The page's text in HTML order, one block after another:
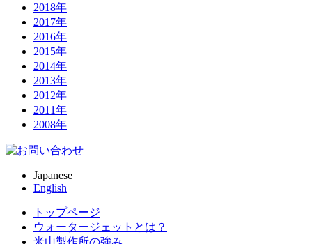
2018年
2017年
2016年
2015年
2014年
2013年
2012年
2011年
2008年
Japanese
English
トップページ
ウォータージェットとは？
米山製作所の強み